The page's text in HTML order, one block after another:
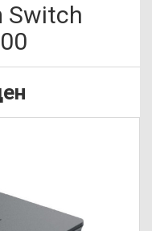
Switch